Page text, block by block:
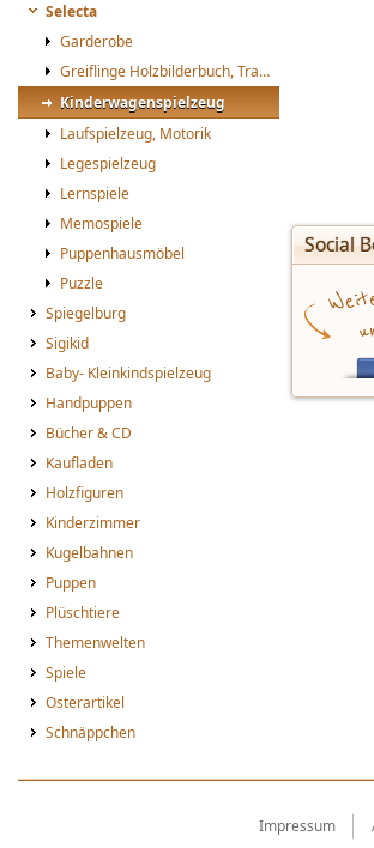
Selecta
Garderobe
Greiflinge Holzbilderbuch, Trapez
Kinderwagenspielzeug
Laufspielzeug, Motorik
Legespielzeug
Lernspiele
Memospiele
Puppenhausmöbel
Puzzle
Spiegelburg
Sigikid
Baby- Kleinkindspielzeug
Handpuppen
Bücher & CD
Kaufladen
Holzfiguren
Kinderzimmer
Kugelbahnen
Puppen
Plüschtiere
Themenwelten
Spiele
Osterartikel
Schnäppchen
Social
Impressum